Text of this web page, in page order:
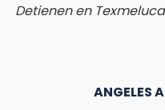
Detienen en
ANGELES